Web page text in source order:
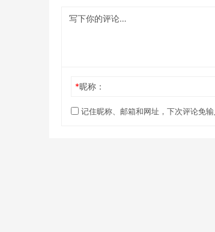
*昵称：
记住昵称、邮箱和网址，下次评论免输